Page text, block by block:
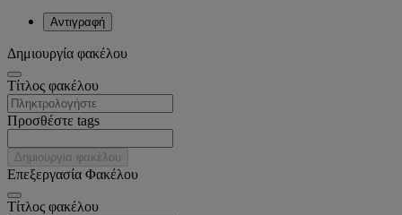
Αντιγραφή
Δημιουργία φακέλου
Tίτλος φακέλου
Προσθέστε tags
Δημιουργία φακέλου
Επεξεργασία Φακέλου
Tίτλος φακέλου